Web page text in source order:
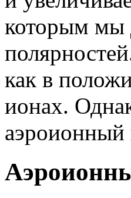
которым мы
как в
ионах.
аэроионный